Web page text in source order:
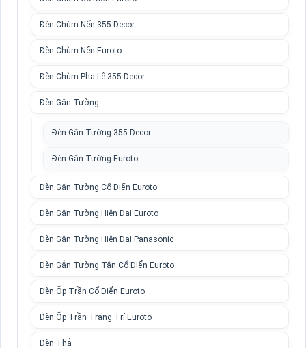
Đèn Chùm Nến 355 Decor
Đèn Chùm Nến Euroto
Đèn Chùm Pha Lê 355 Decor
Đèn Gắn Tường
Đèn Gắn Tường 355 Decor
Đèn Gắn Tường Euroto
Đèn Gắn Tường Cổ Điển Euroto
Đèn Gắn Tường Hiện Đại Euroto
Đèn Gắn Tường Hiện Đại Panasonic
Đèn Gắn Tường Tân Cổ Điển Euroto
Đèn Ốp Trần Cổ Điển Euroto
Đèn Ốp Trần Trang Trí Euroto
Đèn Thả